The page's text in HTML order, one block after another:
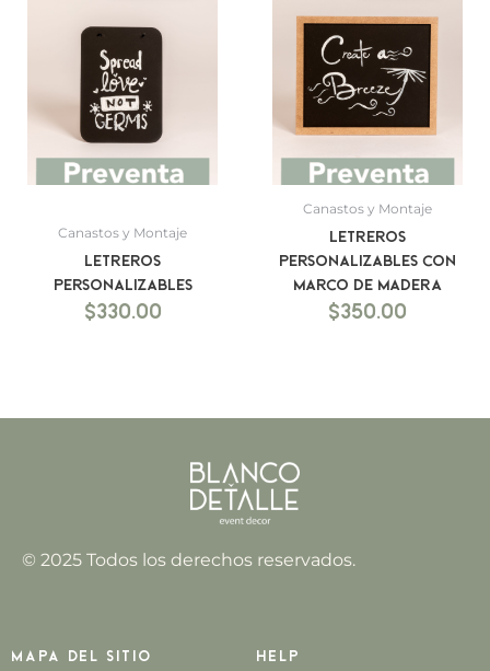
Canastos y Montaje
Letreros
personalizables
$330.00
Canastos y Montaje
Letreros
personalizables con
marco de madera
$350.00
© 2025 Todos los derechos reservados.
Mapa del sitio Help